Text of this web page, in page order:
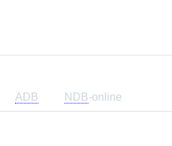
ADB NDB-online